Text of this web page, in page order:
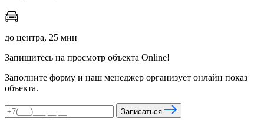
до центра, 25 мин
Запишитесь на просмотр объекта Online!
Заполните форму и наш менеджер организует онлайн показ
объекта.
Записаться